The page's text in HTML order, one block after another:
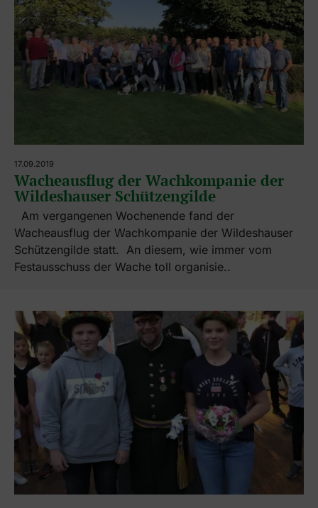
17.09.2019
Wacheausflug der Wachkompanie der
Wildeshauser Schützengilde
Am vergangenen Wochenende fand der
Wacheausflug der Wachkompanie der Wildeshauser
Schützengilde statt. An diesem, wie immer vom
Festausschuss der Wache toll organisie..